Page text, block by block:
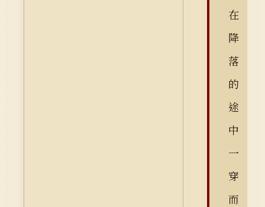
在
降
落
的
途
中
一
穿
而